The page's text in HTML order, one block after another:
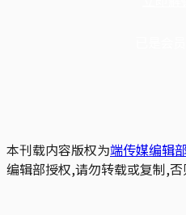
本刊载内容版权为端传媒编辑部
编辑部授权,请勿转载或复制,否